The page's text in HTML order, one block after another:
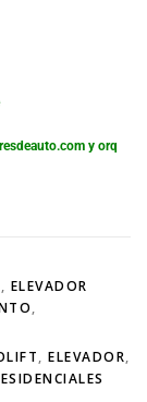
y orq
, ELEVADOR
,
, ELEVADOR,